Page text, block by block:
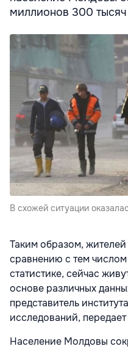
миллионов 300 тысяч
В схожей ситуации
Таким образом, жителей
сравнению с тем
статистике, сейчас
основе различных
представитель
исследований, передает
Население Молдовы